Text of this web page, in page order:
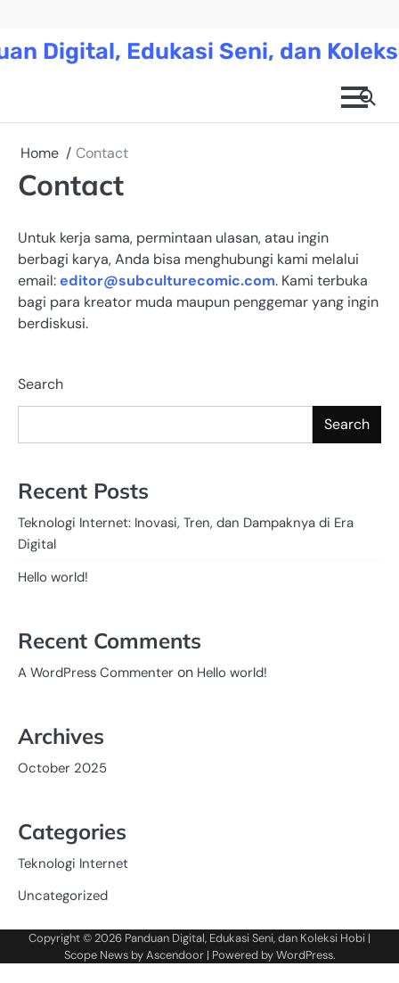
contentDigital, Edukasi Seni, dan
Home Contact
Contact
Untuk kerja sama, permintaan ulasan, atau ingin
berbagi karya, Anda bisa menghubungi kami melalui
email:editor@subculturecomic.com. Kami terbuka
bagi para kreator muda maupun penggemar yang ingin
berdiskusi.
Search
Search
Recent Posts
Teknologi Internet: Inovasi, Tren, dan Dampaknya di Era
Digital
Hello world!
Recent Comments
A WordPress Commenter on Hello world!
Archives
October 2025
Categories
Teknologi Internet
Uncategorized
Copyright © 2026 Panduan Digital, Edukasi Seni, dan Koleksi Hobi |
Scope News byAscendoor| Powered byWordPress.